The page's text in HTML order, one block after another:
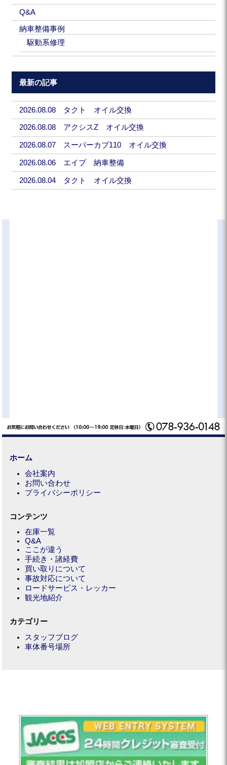
Q&A
納車整備事例
駆動系修理
最新の記事
2026.08.08 タクト オイル交換
2026.08.08 アクシスZ オイル交換
2026.08.07 スーパーカブ110 オイル交換
2026.08.06 エイプ 納車整備
2026.08.04 タクト オイル交換
ホーム
会社案内
お問い合わせ
プライバシーポリシー
コンテンツ
在庫一覧
Q&A
ここが違う
手続き・諸経費
買い取りについて
事故対応について
ロードサービス・レッカー
観光地紹介
カテゴリー
スタッフブログ
車体番号場所